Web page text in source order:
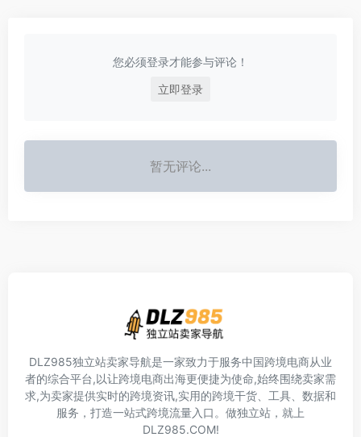
您必须登录才能参与评论！
立即登录
暂无评论...
DLZ985独立站卖家导航是一家致力于服务中国跨境电商从业
者的综合平台,以让跨境电商出海更便捷为使命,始终围绕卖家需
求,为卖家提供实时的跨境资讯,实用的跨境干货、工具、数据和
服务，打造一站式跨境流量入口。做独立站，就上
DLZ985.COM!